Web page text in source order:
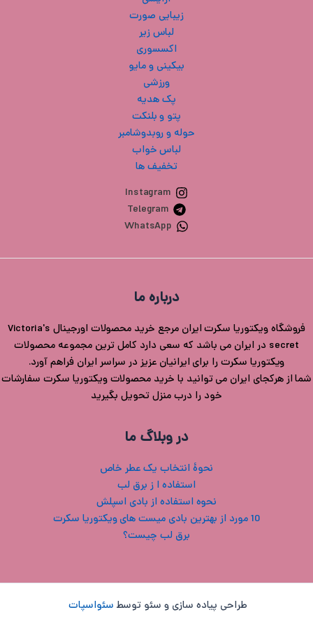
زیبایی صورت
لباس زیر
اکسسوری
بیکینی و مایو
ورزشی
پک هدیه
پتو و بلنکت
حوله و روبدوشامبر
لباس خواب
تخفیف ها
Instagram
Telegram
WhatsApp
درباره ما
فروشگاه ویکتوریا سکرت ایران مرجع خرید محصولات اورجینال Victoria's
secret در ایران می باشد که سعی دارد کامل ترین مجموعه محصولات
ویکتوریا سکرت را برای ایرانیان عزیز در سراسر ایران فراهم آورد.
شما از هرکجای ایران می توانید با خرید محصولات ویکتوریا سکرت سفارشات
خود را درب منزل تحویل بگیرید
در وبلاگ ما
نحوۀ انتخاب یک عطر خاص
استفاده ا ز برق لب
نحوه استفاده از بادی اسپلش
10 مورد از بهترین بادی میست های ویکتوریا سکرت
برق لب چیست؟
طراحی پیاده سازی و سئو توسط سئواسپات